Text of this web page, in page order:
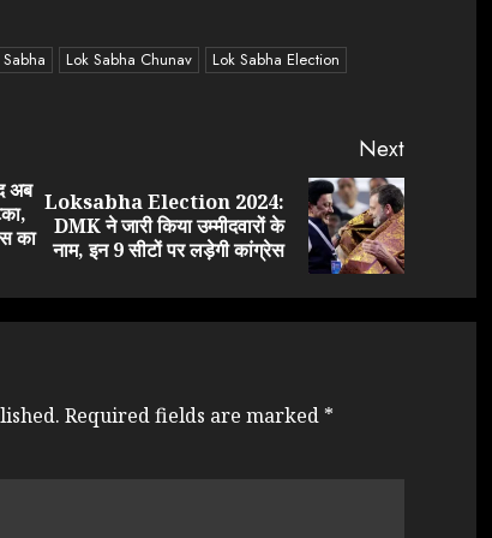
Lok Sabha Chunav Lok Sabha Election
Previous
post:
अब
का
Next
Next
post:
Loksabha Election 2024:
DMK ने जारी किया उम्मीदवारों के
नाम, इन 9 सीटों पर लड़ेगी कांग्रेस
Required fields are marked *